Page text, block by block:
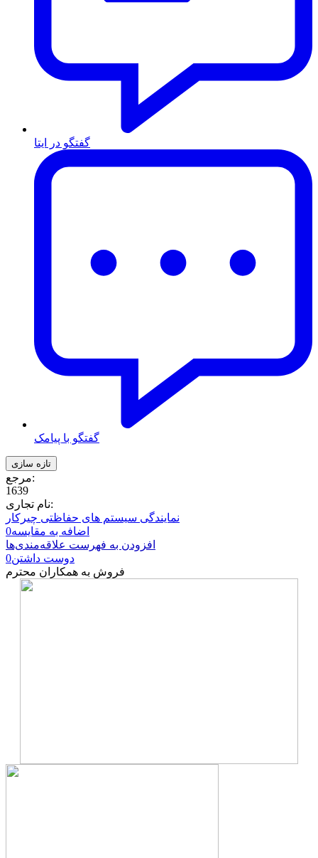
گفتگو در ایتا
گفتگو با پیامک
مرجع:
1639
نام تجاری:
نمایندگی سیستم های حفاظتی چیرکار
اضافه به مقایسه0
افزودن به فهرست علاقه‌مندی‌ها
دوست داشتن0
فروش به همکاران محترم